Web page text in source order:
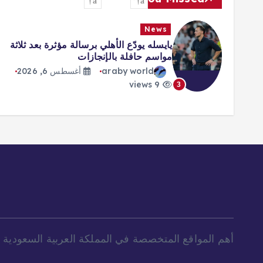
3
News
يايسله يودّع الأهلي برسالة مؤثرة بعد ثلاثة
مواسم حافلة بالإنجازات
araby world
أغسطس 6, 2026
أهم المواقع المتخصصة في المملكة العربية